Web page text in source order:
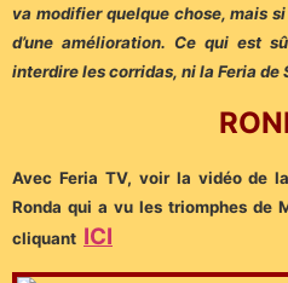
va modifier quelque chose, mais
d’une amélioration. Ce qui est
interdire les corridas, ni la Feria de
Avec Feria TV, voir la vidéo de
Ronda qui a vu les triomphes de
cliquant ICI